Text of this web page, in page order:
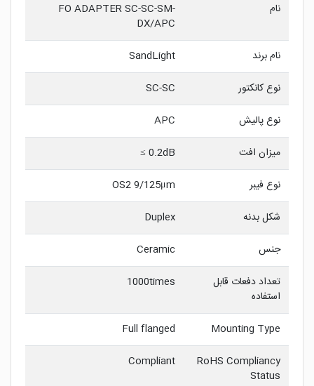
نام
FO ADAPTER SC-SC-SM-
DX/APC
نام برند
SandLight
نوع کانکتور
SC-SC
نوع پالیش
APC
میزان افت
0.2dB ≥
نوع فیبر
OS2 9/125μm
شکل بدنه
Duplex
جنس
Ceramic
تعداد دفعات قابل
استفاده
1000times
Mounting Type
Full flanged
RoHS Compliancy
Status
Compliant